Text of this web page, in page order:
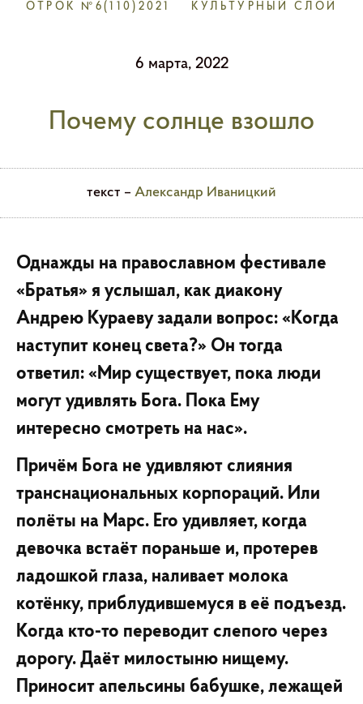
ОТРОК №6(110)2021 КУЛЬТУРНЫЙ СЛОЙ
6 марта, 2022
Почему солнце взошло
текст – Александр Иваницкий
Однажды на православном фестивале
«Братья» я услышал, как диакону
Андрею Кураеву задали вопрос: «Когда
наступит конец света?» Он тогда
ответил: «Мир существует, пока люди
могут удивлять Бога. Пока Ему
интересно смотреть на нас».
Причём Бога не удивляют слияния
транснациональных корпораций. Или
полёты на Марс. Его удивляет, когда
девочка встаёт пораньше и, протерев
ладошкой глаза, наливает молока
котёнку, приблудившемуся в её подъезд.
Когда кто-то переводит слепого через
дорогу. Даёт милостыню нищему.
Приносит апельсины бабушке, лежащей